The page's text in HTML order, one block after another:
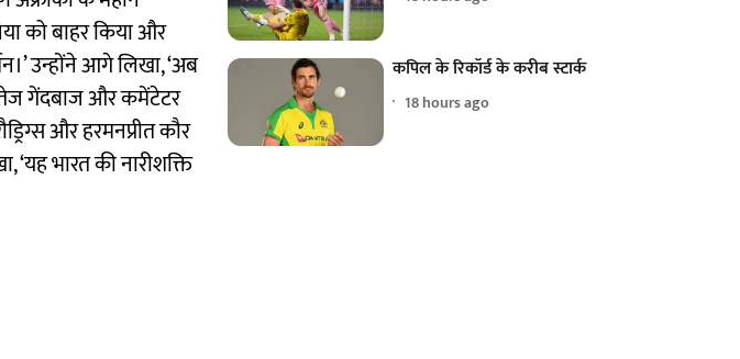
को बाहर किया और
उन्होंने आगे लिखा, ‘अब
तेज गेंदबाज और कमेंटेटर
और हरमनप्रीत कौर
‘यह भारत की नारीशक्ति
कपिल के रिकॉर्ड के करीब स्टार्क
18 hours ago